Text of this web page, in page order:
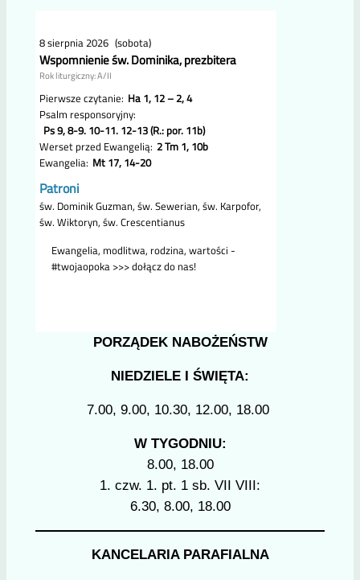
PORZĄDEK NABOŻEŃSTW
NIEDZIELE I ŚWIĘTA:
7.00, 9.00, 10.30, 12.00, 18.00
W TYGODNIU:
8.00, 18.00
1. czw. 1. pt. 1 sb. VII VIII:
6.30, 8.00, 18.00
KANCELARIA PARAFIALNA